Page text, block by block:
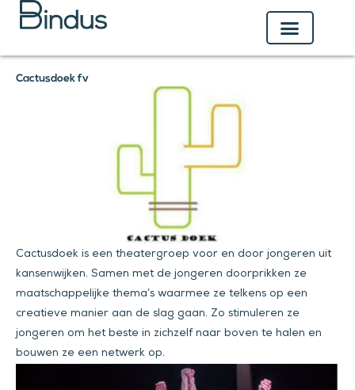
naar
Cactusdoek fv
Cactusdoek is een theatergroep voor en door jongeren uit
kansenwijken. Samen met de jongeren doorprikken ze
maatschappelijke thema’s waarmee ze telkens op een
creatieve manier aan de slag gaan. Zo stimuleren ze
jongeren om het beste in zichzelf naar boven te halen en
bouwen ze een netwerk op.